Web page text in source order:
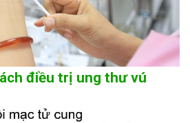
điều trị ung thư vú